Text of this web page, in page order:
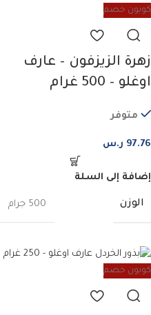
كوبون خصم
زهرة الزيزفون – عارف
اوغلو – 500 غرام
متوفر
97.76 ر.س
إضافة إلى السلة
الوزن 500 جرام
كوبون خصم